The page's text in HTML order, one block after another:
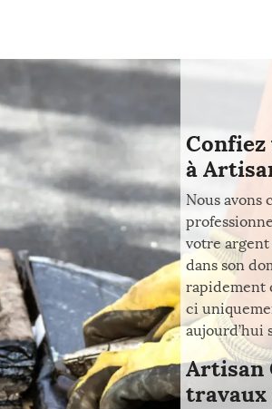
Confiez
à
Nous avons
votre
dans son
rapidement
ci
aujourd’hui
Artisan
travaux